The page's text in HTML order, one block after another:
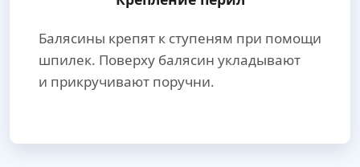
Балясины крепят к ступеням при помощи
шпилек. Поверху балясин укладывают
и прикручивают поручни.